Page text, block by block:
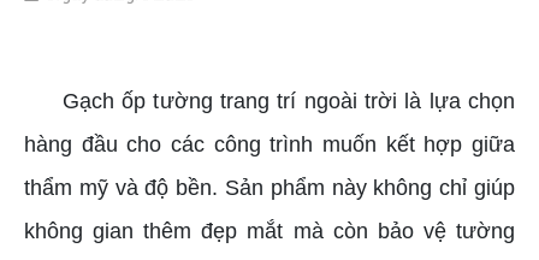
Gạch ốp tường trang trí ngoài trời là lựa chọn
hàng đầu cho các công trình muốn kết hợp giữa
thẩm mỹ và độ bền. Sản phẩm này không chỉ giúp
không gian thêm đẹp mắt mà còn bảo vệ tường